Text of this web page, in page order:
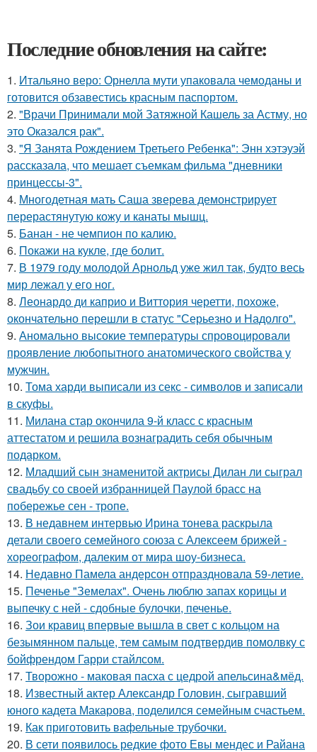
Последние обновления на сайте:
1. Итальяно веро: Орнелла мути упаковала чемоданы и
готовится обзавестись красным паспортом.
2. "Врачи Принимали мой Затяжной Кашель за Астму, но
это Оказался рак".
3. "Я Занята Рождением Третьего Ребенка": Энн хэтэуэй
рассказала, что мешает съемкам фильма "дневники
принцессы-3".
4. Многодетная мать Саша зверева демонстрирует
перерастянутую кожу и канаты мышц.
5. Банан - не чемпион по калию.
6. Покажи на кукле, где болит.
7. В 1979 году молодой Арнольд уже жил так, будто весь
мир лежал у его ног.
8. Леонардо ди каприо и Виттория черетти, похоже,
окончательно перешли в статус "Серьезно и Надолго".
9. Аномально высокие температуры спровоцировали
проявление любопытного анатомического свойства у
мужчин.
10. Тома харди выписали из секс - символов и записали
в скуфы.
11. Милана стар окончила 9-й класс с красным
аттестатом и решила вознаградить себя обычным
подарком.
12. Младший сын знаменитой актрисы Дилан ли сыграл
свадьбу со своей избранницей Паулой брасс на
побережье сен - тропе.
13. В недавнем интервью Ирина тонева раскрыла
детали своего семейного союза с Алексеем брижей -
хореографом, далеким от мира шоу-бизнеса.
14. Недавно Памела андерсон отпраздновала 59-летие.
15. Печенье "Земелах". Очень люблю запах корицы и
выпечку с ней - сдобные булочки, печенье.
16. Зои кравиц впервые вышла в свет с кольцом на
безымянном пальце, тем самым подтвердив помолвку с
бойфрендом Гарри стайлсом.
17. Творожно - маковая пасха с цедрой апельсина&мёд.
18. Известный актер Александр Головин, сыгравший
юного кадета Макарова, поделился семейным счастьем.
19. Как приготовить вафельные трубочки.
20. В сети появилось редкие фото Евы мендес и Райана